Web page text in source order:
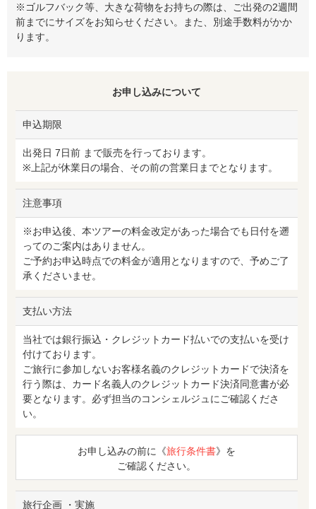
※ゴルフバック等、大きな荷物をお持ちの際は、ご出発の2週間
前までにサイズをお知らせください。また、別途手数料がかか
ります。
お申し込みについて
申込期限
出発日 7日前 まで販売を行っております。
※上記が休業日の場合、その前の営業日までとなります。
注意事項
※お申込後、本ツアーの料金改定があった場合でも日付を遡
ってのご案内はありません。
ご予約お申込時点での料金が適用となりますので、予めご了
承くださいませ。
支払い方法
当社では銀行振込・クレジットカード払いでの支払いを受け
付けております。
ご旅行に参加しないお客様名義のクレジットカードで決済を
行う際は、カード名義人のクレジットカード決済同意書が必
要となります。必ず担当のコンシェルジュにご確認くださ
い。
お申し込みの前に《旅行条件書》を
ご確認ください。
旅行企画 ・実施